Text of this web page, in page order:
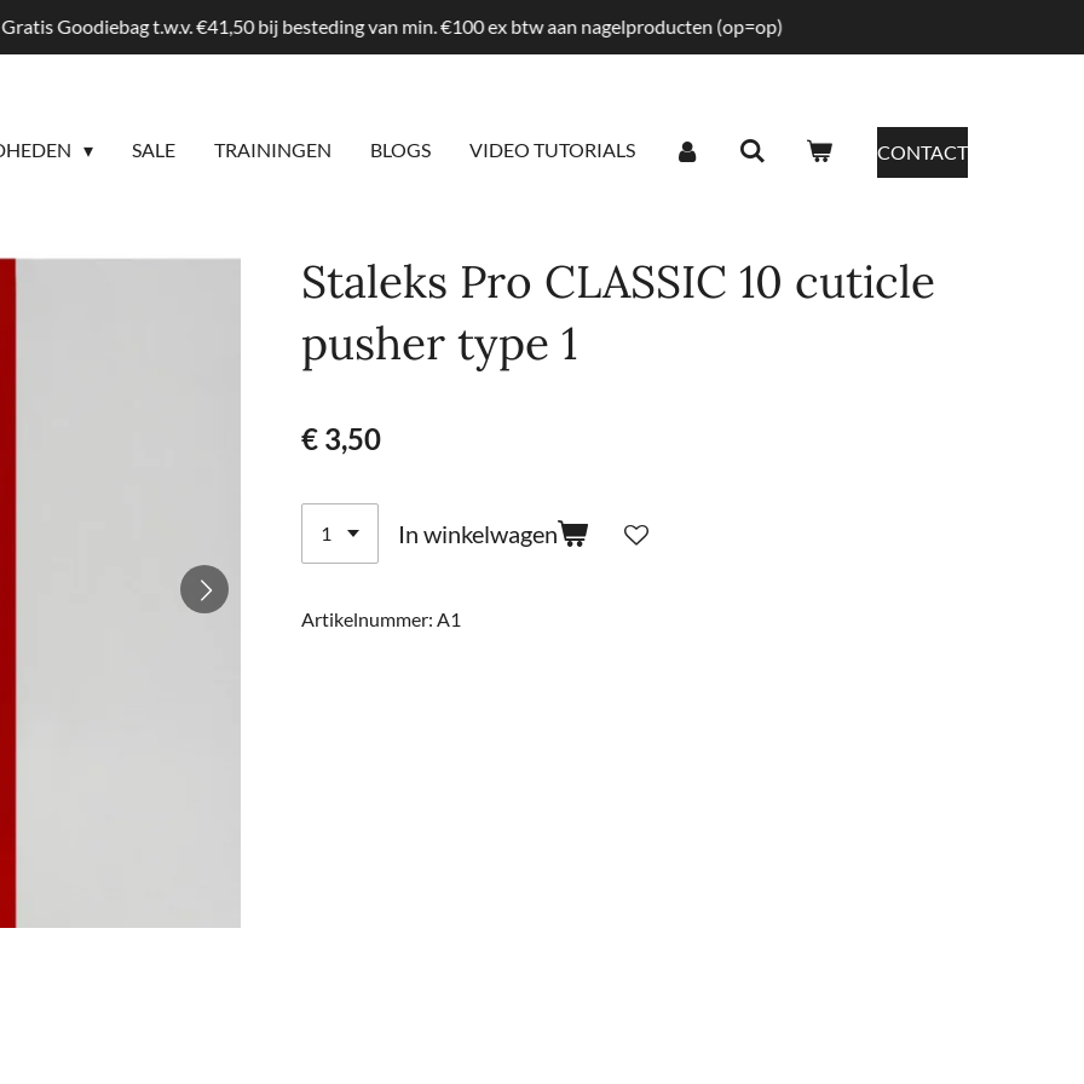
Goodiebag t.w.v. €41,50 bij besteding van min. €100 ex btw aan nagelproducten (op=op)
SALE TRAININGEN BLOGS VIDEO TUTORIALS CONTACT
Staleks Pro CLASSIC 10 cuticle
pusher type 1
€ 3,50
In winkelwagen
Artikelnummer: A1